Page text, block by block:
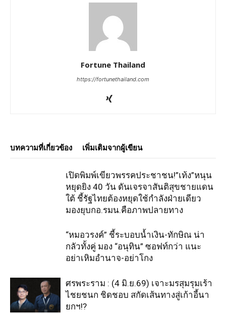
Fortune Thailand
https://fortunethailand.com
บทความที่เกี่ยวข้อง เพิ่มเติมจากผู้เขียน
เปิดพิมพ์เขียวพรรคประชาชน!”เท้ง”หนุน
หยุดยิง 40 วัน ดันเจรจาสันติสุขชายแดน
ใต้ ชี้รัฐไทยต้องหยุดใช้กำลังฝ่ายเดียว
มองยุบกอ.รมน.คือภาพปลายทาง
“หมอวรงค์” ชี้ระบอบน้ำเงิน-ทักษิณ น่า
กลัวทั้งคู่ มอง “อนุทิน” ซอฟท์กว่า แนะ
อย่าเหิมอำนาจ-อย่าโกง
ศรพระราม : (4 มิ.ย.69) เจาะมรสุมรุมเร้า
ไชยชนก ชิดชอบ สกัดเส้นทางสู่เก้าอี้นา
ยกฯ!?